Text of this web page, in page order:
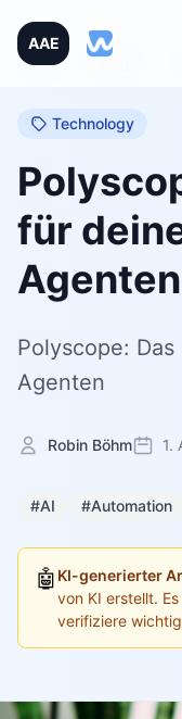
AAE
Home
Blog
Technology
für
Agenten
Polyscope:
Agenten
Robin Böhm 1.
#AI #Automation
🤖 KI-generierter
von KI erstellt.
verifiziere